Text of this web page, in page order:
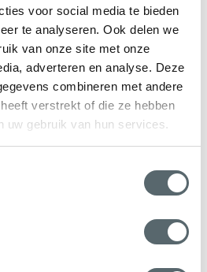
voor social media te bieden
te analyseren. Ook delen we
van onze site met onze
adverteren en analyse. Deze
combineren met andere
verstrekt of die ze hebben
uw gebruik van hun services.
met het Hepro Protect
kozijn wordt dan voorzien
driepuntssloten met
hang- en sluitwerk. Met
een gerust gevoel uw woning